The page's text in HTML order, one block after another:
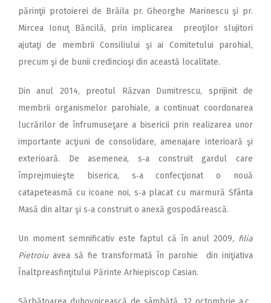
părinţii protoierei de Brăila pr. Gheorghe Marinescu şi pr.
Mircea Ionuţ Băncilă, prin implicarea preoţilor slujitori
ajutaţi de membrii Consiliului şi ai Comitetului parohial,
precum şi de bunii credincioşi din această localitate.
Din anul 2014, preotul Răzvan Dumitrescu, sprijinit de
membrii organismelor parohiale, a continuat coordonarea
lucrărilor de înfrumuseţare a bisericii prin realizarea unor
importante acţiuni de consolidare, amenajare interioară şi
exterioară. De asemenea, s‑a construit gardul care
împrejmuieşte biserica, s‑a confecţionat o nouă
catapeteasmă cu icoane noi, s‑a placat cu marmură Sfânta
Masă din altar şi s‑a construit o anexă gospodărească.
Un moment semnificativ este faptul că în anul 2009, filia
Pietroiuavea să fie transformată în parohie din iniţiativa
Înaltpreasfinţitului Părinte Arhiepiscop Casian.